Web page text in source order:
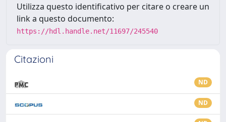
Utilizza questo identificativo per citare o creare un
link a questo documento:
https://hdl.handle.net/11697/245540
Citazioni
ND
ND